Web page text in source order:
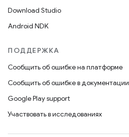
Download Studio
Android NDK
ПОДДЕРЖКА
Сообщить об ошибке на платформе
Сообщить об ошибке в документации
Google Play support
Участвовать в исследованиях